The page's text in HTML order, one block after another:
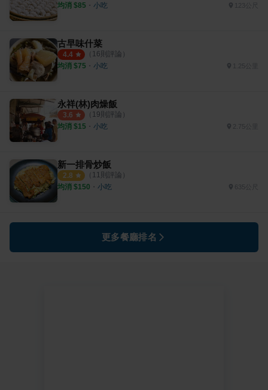
均消 $85 ・ 小吃
古早味什菜
4.4 （ 16則評論）
均消 $75 ・ 小吃 1.25公里
永祥(林)肉燥飯
3.6 （ 19則評論）
均消 $15 ・ 小吃 2.75公里
新一排骨炒飯
2.8 （ 11 則評論）
均消 $150 ・ 小吃 635公尺
更多餐廳排名